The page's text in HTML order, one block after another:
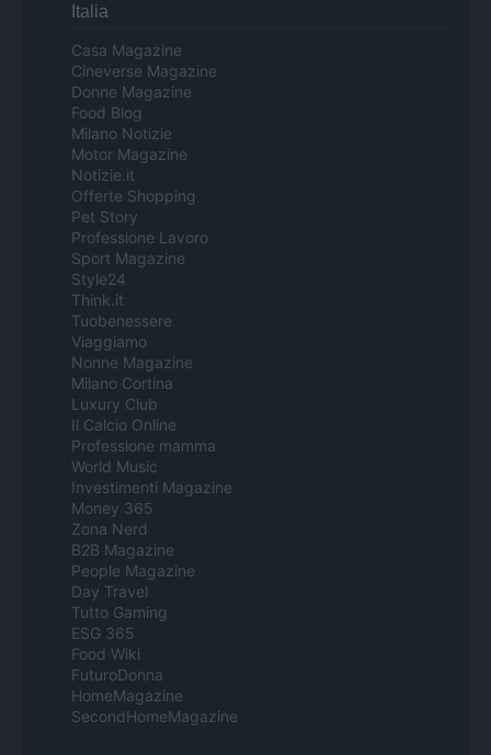
Italia
Casa Magazine
Cineverse Magazine
Donne Magazine
Food Blog
Milano Notizie
Motor Magazine
Notizie.it
Offerte Shopping
Pet Story
Professione Lavoro
Sport Magazine
Style24
Think.it
Tuobenessere
Viaggiamo
Nonne Magazine
Milano Cortina
Luxury Club
Il Calcio Online
Professione mamma
World Music
Investimenti Magazine
Money 365
Zona Nerd
B2B Magazine
People Magazine
Day Travel
Tutto Gaming
ESG 365
Food Wiki
FuturoDonna
HomeMagazine
SecondHomeMagazine